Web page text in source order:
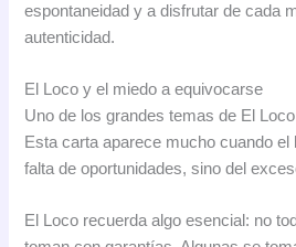
espontaneidad y a disfrutar de cada
autenticidad.
El Loco y el miedo a equivocarse
Uno de los grandes temas de El
Esta carta aparece mucho cuando el
falta de oportunidades, sino del
El Loco recuerda algo esencial: no